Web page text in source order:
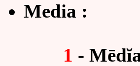
Media :
1 -